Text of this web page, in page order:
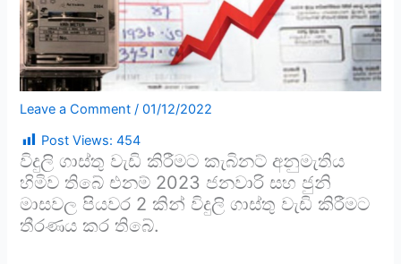
Leave a Comment /01/12/2022
Post Views: 454
විදුලි ගාස්තු වැඩි කිරීමට කැබිනට් අනුමැතිය
හිමිව තිබේ එනම් 2023 ජනවාරි සහ ජුනි
මාසවල පියවර 2 කින් විදුලි ගාස්තු වැඩි කිරීමට
තීරණය කර තිබේ.